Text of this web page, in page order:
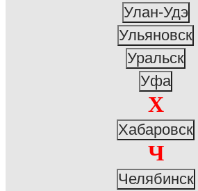
Улан-Удэ
Ульяновск
Уральск
Уфа
Х
Хабаровск
Ч
Челябинск